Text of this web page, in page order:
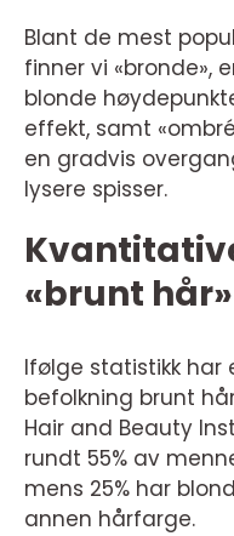
Blant de mest
finner vi «bronde»,
blonde
effekt, samt
en gradvis
lysere spisser.
«brunt hår»
Ifølge statistikk har
befolkning brunt
Hair and Beauty
rundt 55% av
mens 25% har
annen hårfarge.